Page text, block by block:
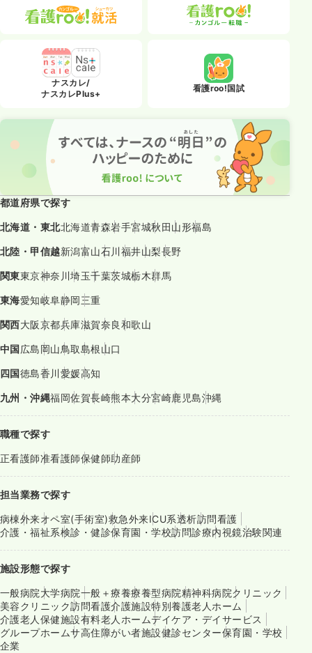
ナスカレ/
ナスカレPlus+
看護roo!国試
都道府県で探す
北海道・東北北海道青森岩手宮城秋田山形福島
北陸・甲信越新潟富山石川福井山梨長野
関東東京神奈川埼玉千葉茨城栃木群馬
東海愛知岐阜静岡三重
関西大阪京都兵庫滋賀奈良和歌山
中国広島岡山鳥取島根山口
四国徳島香川愛媛高知
九州・沖縄福岡佐賀長崎熊本大分宮崎鹿児島沖縄
職種で探す
正看護師准看護師保健師助産師
担当業務で探す
病棟外来オペ室(手術室)救急外来ICU系透析訪問看護
介護・福祉系検診・健診保育園・学校訪問診療内視鏡治験関連
施設形態で探す
一般病院大学病院一般＋療養療養型病院精神科病院クリニック
美容クリニック訪問看護介護施設特別養護老人ホーム
介護老人保健施設有料老人ホームデイケア・デイサービス
グループホームサ高住障がい者施設健診センター保育園・学校
企業